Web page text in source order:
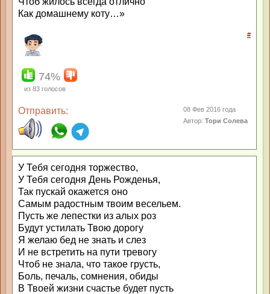
Как домашнему коту…»
#
74%
из 83 голосов
Отправить:
08 Фев 2016 года
Автор:Тори Солева
У Тебя сегодня торжество,
У Тебя сегодня День Рожденья,
Так пускай окажется оно
Самым радостным твоим весельем.
Пусть же лепестки из алых роз
Будут устилать Твою дорогу
Я желаю бед не знать и слез
И не встретить на пути тревогу
Чтоб не знала, что такое грусть,
Боль, печаль, сомнения, обиды
В Твоей жизни счастье будет пусть